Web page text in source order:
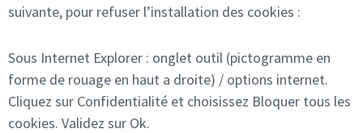
suivante, pour refuser l’installation des cookies :
Sous Internet Explorer : onglet outil (pictogramme en
forme de rouage en haut a droite) / options internet.
Cliquez sur Confidentialité et choisissez Bloquer tous les
cookies. Validez sur Ok.